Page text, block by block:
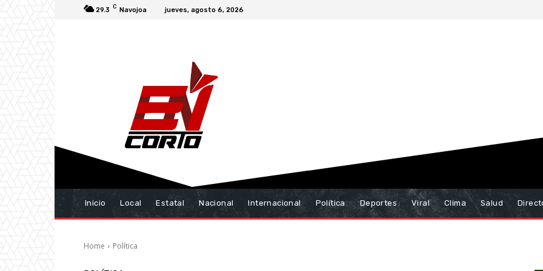
29.3 C Navojoa jueves, agosto 6, 2026
Inicio Local Estatal Nacional Internacional Política Deportes Viral Clima Salud
Home Política